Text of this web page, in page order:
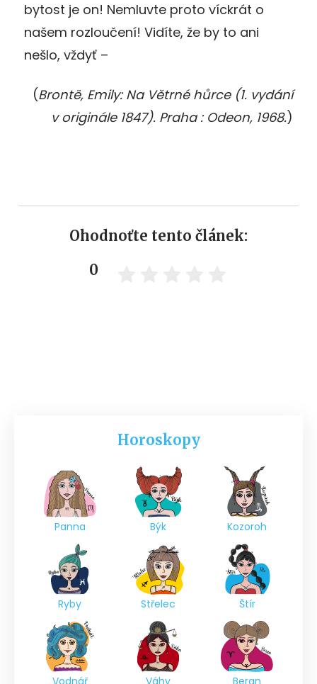
bytost je on! Nemluvte proto víckrát o
našem rozloučení! Vidíte, že by to ani
nešlo, vždyť –
(Brontë, Emily: Na Větrné hůrce (1. vydání
v originále 1847). Praha : Odeon, 1968.)
Ohodnoťte tento článek:
0
Horoskopy
Panna Býk Kozoroh
Ryby Střelec Štír